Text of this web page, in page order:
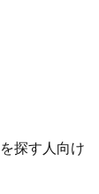
を探す人向け